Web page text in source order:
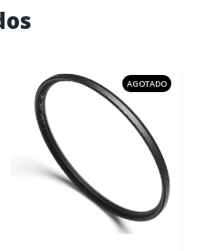
AGOTADO